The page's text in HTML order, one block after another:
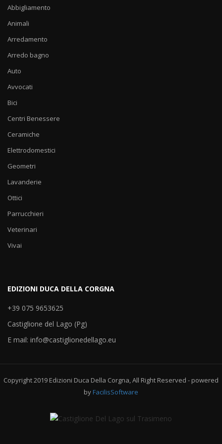
Abbigliamento
Animali
Arredamento
Arredo bagno
Auto
Avvocati
Bici
Centri Benessere
Ceramiche
Elettrodomestici
Geometri
Lavanderie
Ottici
Parrucchieri
Veterinari
Vivai
EDIZIONI DUCA DELLA CORGNA
+39 075 9653625
Castiglione del Lago (Pg)
E mail: info@castiglionedellago.eu
Copyright 2019 Edizioni Duca Della Corgna, All Right Reserved - powered
by FacilisSoftware